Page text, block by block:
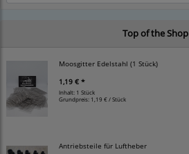
Top of the Shop
Moosgitter Edelstahl (1 Stück)
1,19 € *
Inhalt: 1 Stück
Grundpreis: 1,19 € / Stück
Antriebsteile für Luftheber